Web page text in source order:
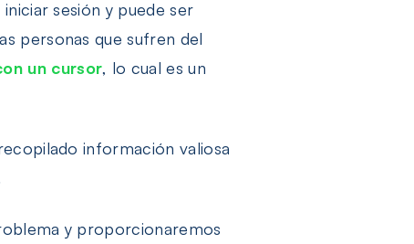
sesión y puede ser
personas que sufren del
un cursor, lo cual es un
información valiosa
y proporcionaremos